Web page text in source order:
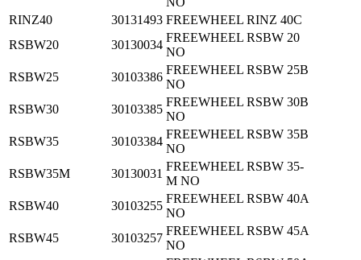
RINZ40
30131493 FREEWHEEL RINZ 40C
RSBW20
30130034
FREEWHEEL RSBW 20
NO
RSBW25
30103386
FREEWHEEL RSBW 25B
NO
RSBW30
30103385
FREEWHEEL RSBW 30B
NO
RSBW35
30103384
FREEWHEEL RSBW 35B
NO
RSBW35M
30130031
FREEWHEEL RSBW 35-
M NO
RSBW40
30103255
FREEWHEEL RSBW 40A
NO
RSBW45
30103257
FREEWHEEL RSBW 45A
NO